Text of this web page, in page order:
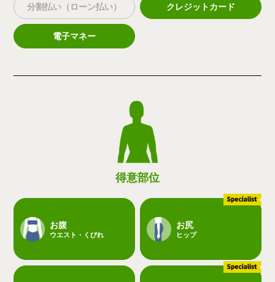
分割払い（ローン払い） クレジットカード
電子マネー
得意部位
お腹
ウエスト・くびれ
お尻
ヒップ